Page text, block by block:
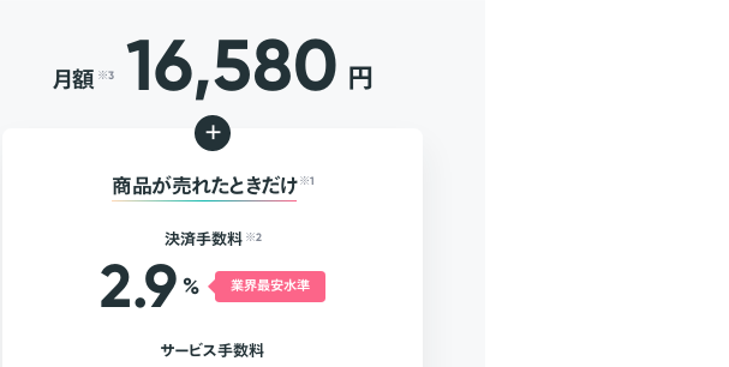
月額 ※3 16,580 円
+
商品が売れたときだけ ※1
決済手数料 ※2
2.9 % 業界最安水準
サービス手数料